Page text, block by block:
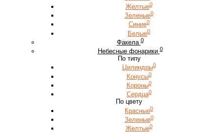
Желтые0
Зеленые0
Синие0
Белые0
Факела 0
Небесные фонарики 0
По типу
Цилиндры0
Конусы0
Короны0
Сердца0
По цвету
Красные0
Зеленые0
Желтые0